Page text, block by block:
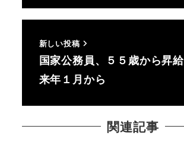
新しい投稿
国家公務員、５５歳から昇
来年１月から
関連記事